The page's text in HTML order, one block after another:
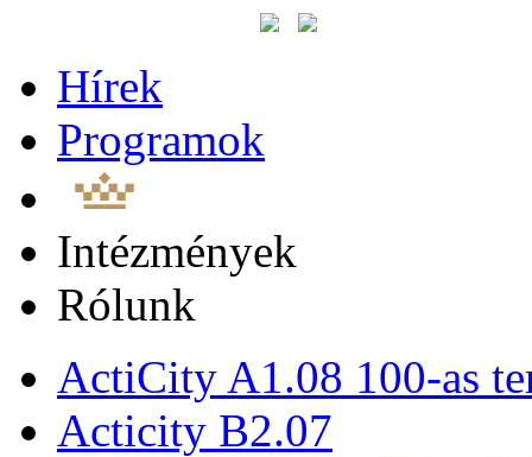
Hírek
Programok
Intézmények
Rólunk
ActiCity A1.08 100-as
Acticity B2.07